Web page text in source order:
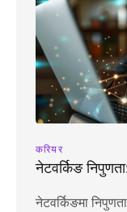
करियर
नेटवर्किङ
नेटवर्किङमा